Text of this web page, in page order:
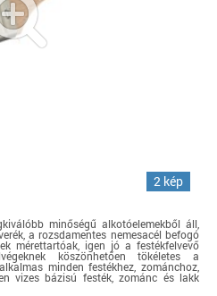
2 kép
minőségű alkotóelemekből áll,
a rozsdamentes nemesacél befogó
mérettartóak, igen jó a festékfelvevő
köszönhetően tökéletes a
minden festékhez, zománchoz,
vizes bázisú festék, zománc és lakk